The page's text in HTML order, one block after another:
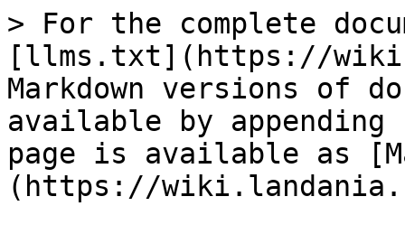
> For the complete
[llms.txt](https://
Markdown versions of
available by
page is available as
(https://